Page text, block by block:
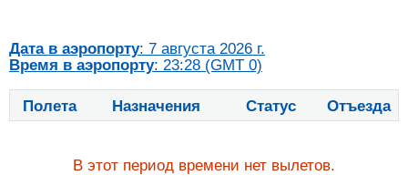
Дата в аэропорту: 7 августа 2026 г.
Время в аэропорту: 23:28 (GMT 0)
Полета Назначения Статус Отъезда
В этот период времени нет вылетов.